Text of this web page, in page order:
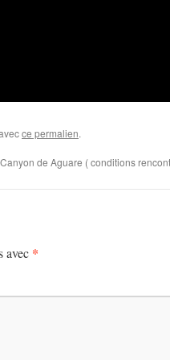
ce permalien.
Canyon de Aguare ( conditions
avec *